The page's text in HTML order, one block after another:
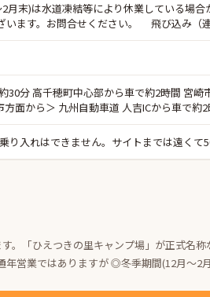
末)は水道凍結等により休業している場
ます。お問合せください。 飛び込み（
分 高千穂町中心部から車で約2時間 宮崎
面から＞ 九州自動車道 人吉ICから車で
り入れはできません。サイトまでは遠く
す。「ひえつきの里キャンプ場」が正式
営業ではありますが ◎冬季期間(12月～2